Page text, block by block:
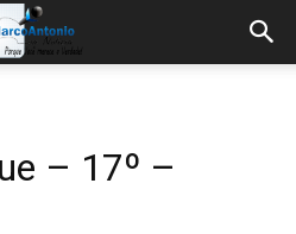
– 17º –